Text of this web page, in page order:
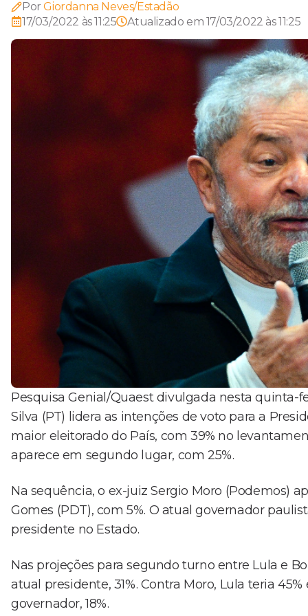
Por Giordanna Neves/Estadão
17/03/2022 às 11:25
Atualizado em 17/03/2022 às 11:25
Pesquisa Genial/Quaest divulgada nesta quinta-
Silva (PT) lidera as intenções de voto para a
maior eleitorado do País, com 39% no
aparece em segundo lugar, com 25%.
Na sequência, o ex-juiz Sergio Moro (Podemos)
Gomes (PDT), com 5%. O atual governador
presidente no Estado.
Nas projeções para segundo turno entre Lula e
atual presidente, 31%. Contra Moro, Lula teria
governador, 18%.